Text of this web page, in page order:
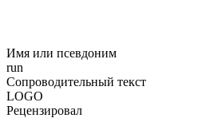
Имя или псевдоним
run
Сопроводительный текст
LOGO
Рецензировал